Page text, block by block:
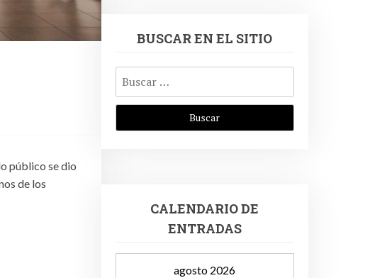
público se dio
de los
BUSCAR EN EL SITIO
Buscar:
CALENDARIO DE
ENTRADAS
agosto 2026